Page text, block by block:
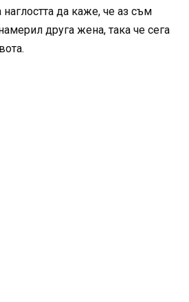
да каже, че аз съм
друга жена, така че сега